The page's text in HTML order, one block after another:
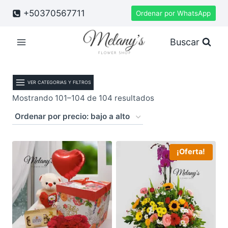
+50370567711 Ordenar por WhatsApp
Buscar
VER CATEGORIAS Y FILTROS
Mostrando 101–104 de 104 resultadosOrdenado
bajo
a
alto
¡Oferta!